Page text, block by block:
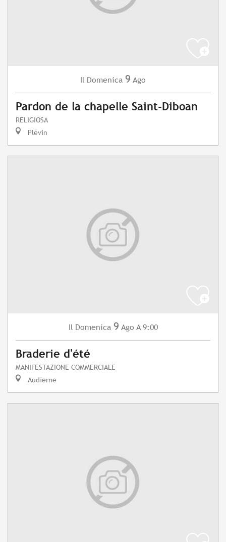
Il Domenica 9 Ago
Pardon de la chapelle Saint-Diboan
RELIGIOSA
Plévin
Il Domenica 9 Ago A 9:00
Braderie d'été
MANIFESTAZIONE COMMERCIALE
Audierne